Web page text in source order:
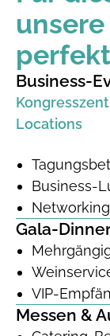
perfekt
Business-
Locations
Business-
Gala-
VIP-
Messen &